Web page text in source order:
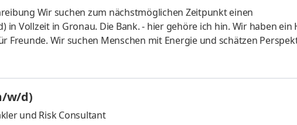
Wir suchen zum nächstmöglichen Zeitpunkt einen
Vollzeit in Gronau. Die Bank. - hier gehöre ich hin. Wir haben ein
Freunde. Wir suchen Menschen mit Energie und schätzen
unterschiedlicher Hintergründe und Bedürfnisse – egal, ob in der
abseits des klassischen Bankgeschäfts. Als Arbeitgeberin
ein Arbeitsumfeld, in dem alle ihre Stärken einbringen können.
w/d)
und Risk Consultant